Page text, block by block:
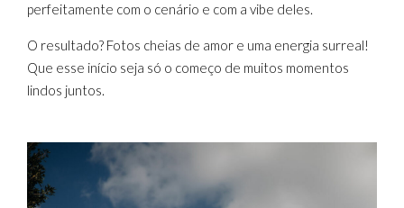
perfeitamente com o cenário e com a vibe deles.
O resultado? Fotos cheias de amor e uma energia surreal!
Que esse início seja só o começo de muitos momentos
lindos juntos.